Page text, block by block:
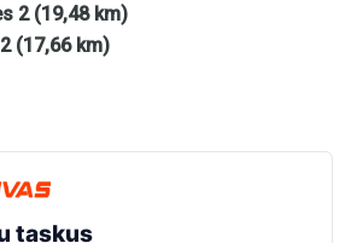
2 (19,48 km)
(17,66 km)
taskus